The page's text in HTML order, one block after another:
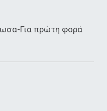
Για πρώτη φορά